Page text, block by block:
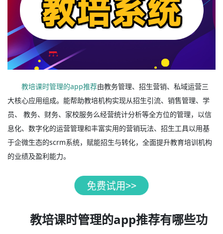
教培课时管理的app推荐由教务管理、招生营销、私域运营三
大核心应用组成。能帮助教培机构实现从招生引流、销售管理、学
员、 教务、财务、家校服务么经营统计分析等全方位的管理，以信
息化、数字化的运营管理和丰富实用的营销玩法、招生工具以用基
于企微生态的scrm系统，赋能招生与转化，全面提升教育培训机构
的业绩及盈利能力。
教培课时管理的app推荐有哪些功